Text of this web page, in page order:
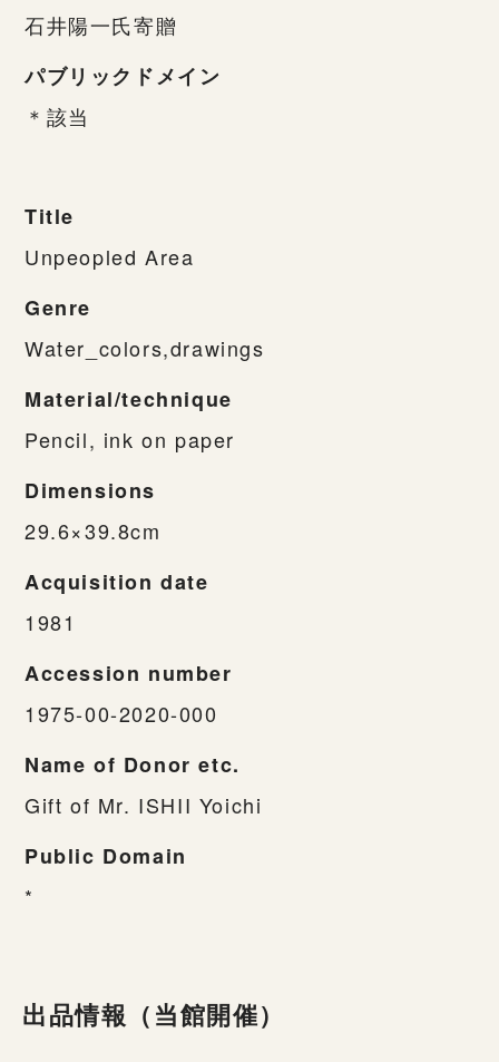
石井陽一氏寄贈
パブリックドメイン
＊該当
Title
Unpeopled Area
Genre
Water_colors,drawings
Material/technique
Pencil, ink on paper
Dimensions
29.6×39.8cm
Acquisition date
1981
Accession number
1975-00-2020-000
Name of Donor etc.
Gift of Mr. ISHII Yoichi
Public Domain
*
出品情報（当館開催）